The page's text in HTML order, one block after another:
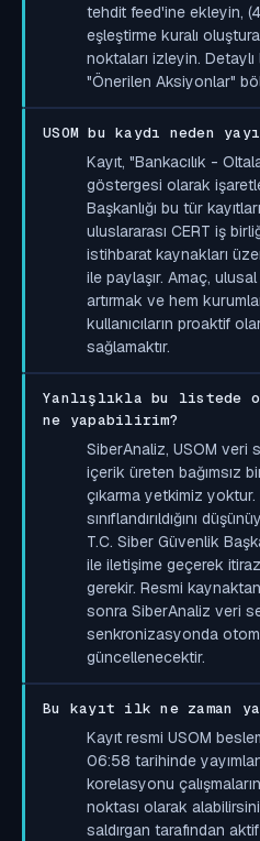
tehdit feed'ine ekleyin,
eşleştirme kuralı
noktaları izleyin.
"Önerilen Aksiyonlar"
USOM bu kaydı neden
Kayıt, "Bankacılık -
göstergesi olarak
Başkanlığı bu tür
uluslararası CERT iş
istihbarat kaynakları
ile paylaşır. Amaç,
artırmak ve hem
kullanıcıların proaktif
sağlamaktır.
Yanlışlıkla bu listede
ne yapabilirim?
SiberAnaliz, USOM veri
içerik üreten bağımsız
çıkarma yetkimiz yoktur.
sınıflandırıldığını
T.C. Siber Güvenlik
ile iletişime geçerek
gerekir. Resmi
sonra SiberAnaliz veri
senkronizasyonda
güncellenecektir.
Bu kayıt ilk ne zaman
Kayıt resmi USOM
06:58 tarihinde
korelasyonu
noktası olarak
saldırgan tarafından